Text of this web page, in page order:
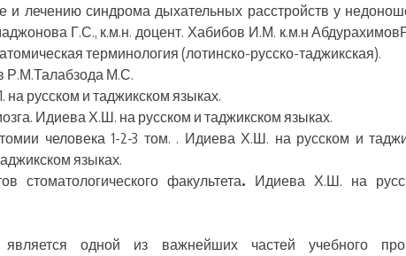
и лечению синдрома дыхательных расстройств у
Г.С., к.м.н. доцент. Хабибов И.М. к.м.н
терминология (лотинско-русско-таджикская).
Р.М.Талабзода М.С.
на русском и таджикском языках.
Идиева Х.Ш. на русском и таджикском языках.
человека 1-2-3 том. . Идиева Х.Ш. на русском и
языках.
стоматологического факультета. Идиева Х.Ш. на
является одной из важнейших частей учебного